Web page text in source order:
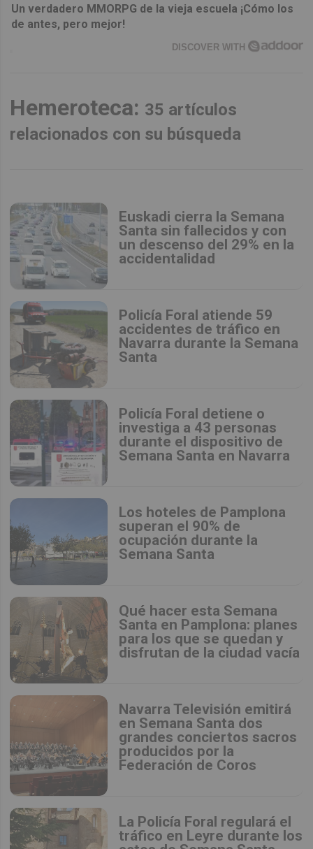
Un verdadero MMORPG de la vieja escuela ¡Cómo los
de antes, pero mejor!
DISCOVER WITH
Hemeroteca: 35 artículos
relacionados con su búsqueda
Euskadi cierra la Semana
Santa sin fallecidos y con
un descenso del 29% en la
accidentalidad
Policía Foral atiende 59
accidentes de tráfico en
Navarra durante la Semana
Santa
Policía Foral detiene o
investiga a 43 personas
durante el dispositivo de
Semana Santa en Navarra
Los hoteles de Pamplona
superan el 90% de
ocupación durante la
Semana Santa
Qué hacer esta Semana
Santa en Pamplona: planes
para los que se quedan y
disfrutan de la ciudad vacía
Navarra Televisión emitirá
en Semana Santa dos
grandes conciertos sacros
producidos por la
Federación de Coros
La Policía Foral regulará el
tráfico en Leyre durante los